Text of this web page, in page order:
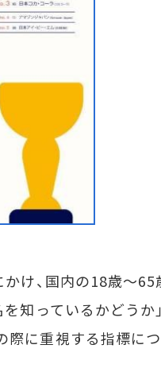
け、国内の18歳～
知っているかどうか
際に重視する指標に